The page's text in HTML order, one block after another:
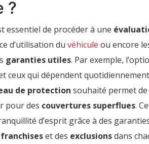
?
essentiel de procéder à une
d’utilisation du véhicule ou encore
garanties utiles. Par exemple,
ceux qui dépendent
de protection souhaité permet
pour des couvertures superflues.
d’esprit grâce à des
franchiseset des exclusionsdans